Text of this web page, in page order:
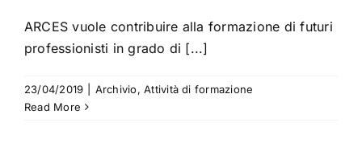
ARCES vuole contribuire alla formazione di futuri
professionisti in grado di [...]
23/04/2019 Archivio,Attività di formazione
Read More